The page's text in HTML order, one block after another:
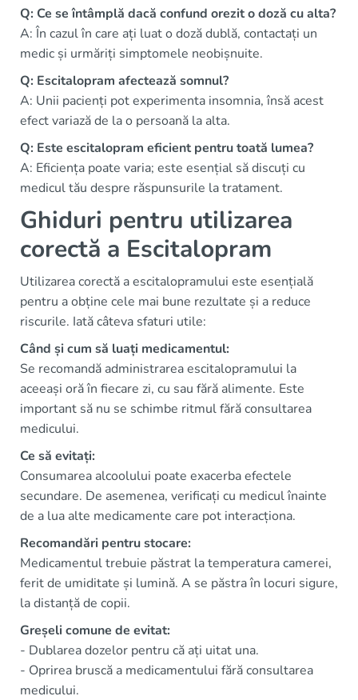
Q: Ce se întâmplă dacă confund orezit o doză cu alta?
A: În cazul în care ați luat o doză dublă, contactați un
medic și urmăriți simptomele neobișnuite.
Q: Escitalopram afectează somnul?
A: Unii pacienți pot experimenta insomnia, însă acest
efect variază de la o persoană la alta.
Q: Este escitalopram eficient pentru toată lumea?
A: Eficiența poate varia; este esențial să discuți cu
medicul tău despre răspunsurile la tratament.
Ghiduri pentru utilizarea
corectă a Escitalopram
Utilizarea corectă a escitalopramului este esențială
pentru a obține cele mai bune rezultate și a reduce
riscurile. Iată câteva sfaturi utile:
Când și cum să luați medicamentul:
Se recomandă administrarea escitalopramului la
aceeași oră în fiecare zi, cu sau fără alimente. Este
important să nu se schimbe ritmul fără consultarea
medicului.
Ce să evitați:
Consumarea alcoolului poate exacerba efectele
secundare. De asemenea, verificați cu medicul înainte
de a lua alte medicamente care pot interacționa.
Recomandări pentru stocare:
Medicamentul trebuie păstrat la temperatura camerei,
ferit de umiditate și lumină. A se păstra în locuri sigure,
la distanță de copii.
Greșeli comune de evitat:
- Dublarea dozelor pentru că ați uitat una.
- Oprirea bruscă a medicamentului fără consultarea
medicului.